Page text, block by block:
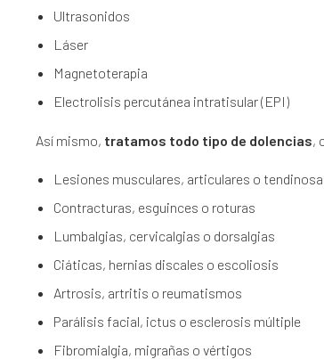
Ultrasonidos
Láser
Magnetoterapia
Electrolisis percutánea intratisular (EPI)
Así mismo, tratamos todo tipo de dolencias,
Lesiones musculares, articulares o
Contracturas, esguinces o roturas
Lumbalgias, cervicalgias o dorsalgias
Ciáticas, hernias discales o escoliosis
Artrosis, artritis o reumatismos
Parálisis facial, ictus o esclerosis múltiple
Fibromialgia, migrañas o vértigos